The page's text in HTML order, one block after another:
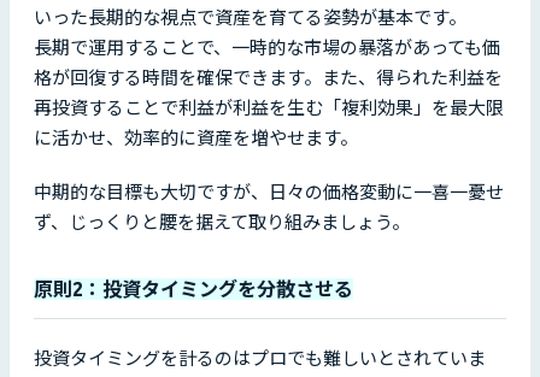
いった長期的な視点で資産を育てる姿勢が基本です。
長期で運用することで、一時的な市場の暴落があっても価
格が回復する時間を確保できます。また、得られた利益を
再投資することで利益が利益を生む「複利効果」を最大限
に活かせ、効率的に資産を増やせます。
中期的な目標も大切ですが、日々の価格変動に一喜一憂せ
ず、じっくりと腰を据えて取り組みましょう。
原則2：投資タイミングを分散させる
投資タイミングを計るのはプロでも難しいとされていま